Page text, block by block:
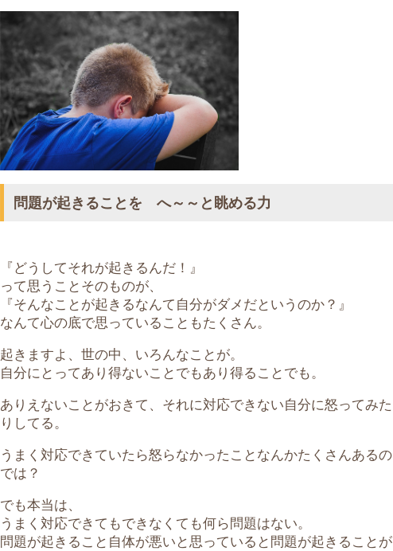
問題が起きることを へ～～と眺める力
『どうしてそれが起きるんだ！』
って思うことそのものが、
『そんなことが起きるなんて自分がダメだというのか？』
なんて心の底で思っていることもたくさん。
起きますよ、世の中、いろんなことが。
自分にとってあり得ないことでもあり得ることでも。
ありえないことがおきて、それに対応できない自分に怒ってみた
りしてる。
うまく対応できていたら怒らなかったことなんかたくさんあるの
では？
でも本当は、
うまく対応できてもできなくても何ら問題はない。
問題が起きること自体が悪いと思っていると問題が起きることが